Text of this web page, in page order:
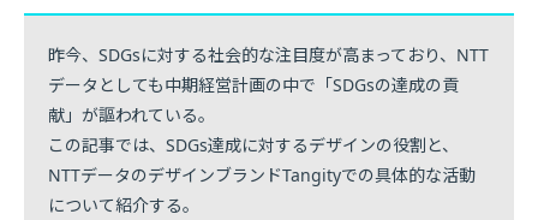
昨今、SDGsに対する社会的な注目度が高まっており、NTT
データとしても中期経営計画の中で「SDGsの達成の貢
献」が謳われている。
この記事では、SDGs達成に対するデザインの役割と、
NTTデータのデザインブランドTangityでの具体的な活動
について紹介する。